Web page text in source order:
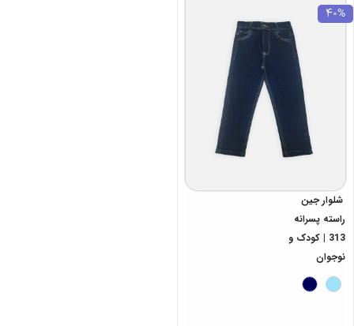
40%
شلوار جین
راسته پسرانه
313 | کودک و
نوجوان